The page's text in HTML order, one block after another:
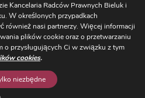
RODO /
Ustawienia
Cookies
15-063 Białystok,
w Warszawie: ul.
Kancelaria Radców Prawnych Bieluk i
W określonych przypadkach
również nasi partnerzy. Więcej informacji
plików cookie oraz o przetwarzaniu
przysługujących Ci w związku z tym
cookies.
niezbędne